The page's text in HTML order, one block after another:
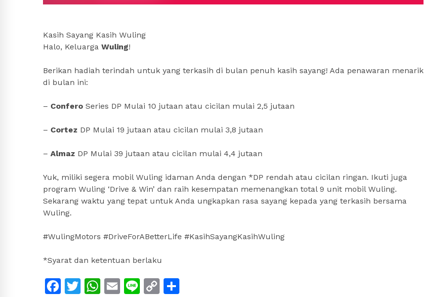
Kasih Sayang Kasih Wuling
Halo, Keluarga Wuling!
Berikan hadiah terindah untuk yang terkasih di bulan penuh kasih sayang! Ada penawaran menarik
di bulan ini:
– Confero Series DP Mulai 10 jutaan atau cicilan mulai 2,5 jutaan
– Cortez DP Mulai 19 jutaan atau cicilan mulai 3,8 jutaan
– Almaz DP Mulai 39 jutaan atau cicilan mulai 4,4 jutaan
Yuk, miliki segera mobil Wuling idaman Anda dengan *DP rendah atau cicilan ringan. Ikuti juga
program Wuling ‘Drive & Win’ dan raih kesempatan memenangkan total 9 unit mobil Wuling.
Sekarang waktu yang tepat untuk Anda ungkapkan rasa sayang kepada yang terkasih bersama
Wuling.
#WulingMotors #DriveForABetterLife #KasihSayangKasihWuling
*Syarat dan ketentuan berlaku
Facebook
Twitter
WhatsApp
Email
LineCopy